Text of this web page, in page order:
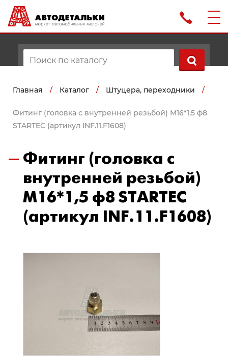
Главная / Каталог / Штуцера, переходники /
Фитинг (головка с внутренней резьбой) M16*1,5 ф8
STARTEC (артикул INF.11.F1608)
Фитинг (головка с
внутренней резьбой)
M16*1,5 ф8 STARTEC
(артикул INF.11.F1608)